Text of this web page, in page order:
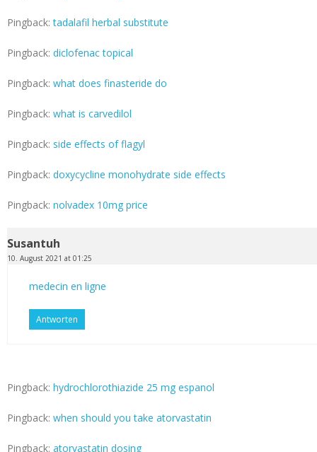
Pingback:tadalafil herbal substitute
Pingback: diclofenac topical
Pingback: what does finasteride do
Pingback: what is carvedilol
Pingback: side effects of flagyl
Pingback: doxycycline monohydrate side effects
Pingback: nolvadex 10mg price
Susantuh
10. August 2021 at 01:25
medecin en ligne
Antworten
Pingback: hydrochlorothiazide 25 mg espanol
Pingback: when should you take atorvastatin
Pingback: atorvastatin dosing